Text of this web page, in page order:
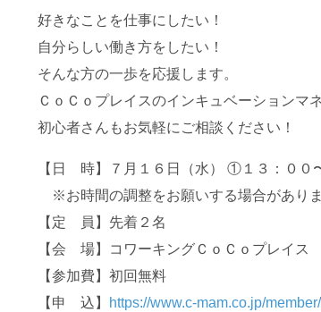
好きなことを仕事にしたい！
自分らしい働き方をしたい！
そんな方の一歩を応援します。
ＣｏＣｏプレイスのインキュベーションマ
初心者さんもお気軽にご相談ください！
【日 時】７月１６日（水） ①１３：０
※お時間の調整をお願いする場合がありま
【定 員】先着２名
【会 場】コワーキングＣｏＣｏプレイス
【参加費】初回無料
【申 込】
https://www.c-mam.co.jp/